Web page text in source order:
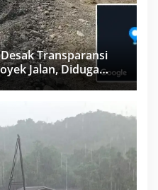
Transparansi
Jalan, Diduga